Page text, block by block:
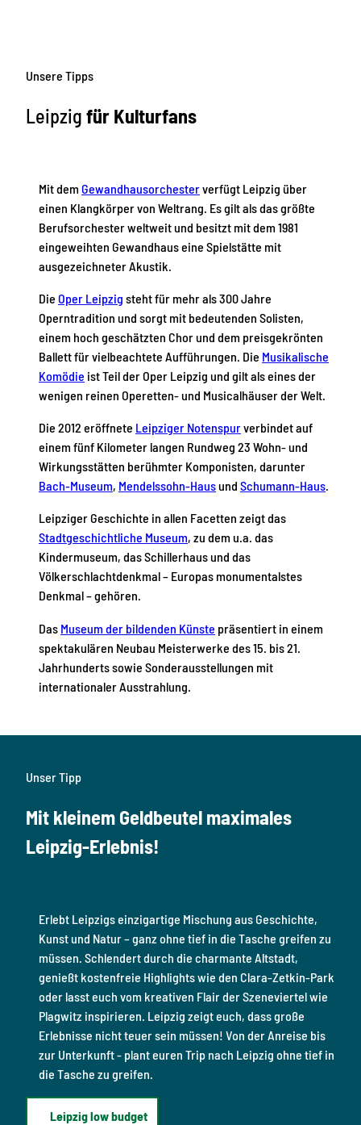
Unsere Tipps
Leipzig für Kulturfans
Mit dem Gewandhausorchesterverfügt Leipzig über
einen Klangkörper von Weltrang. Es gilt als das größte
Berufsorchester weltweit und besitzt mit dem 1981
eingeweihten Gewandhaus eine Spielstätte mit
ausgezeichneter Akustik.
Die Oper Leipzig steht für mehr als 300 Jahre
Operntradition und sorgt mit bedeutenden Solisten,
einem hoch geschätzten Chor und dem preisgekrönten
Ballett für vielbeachtete Aufführungen. Die Musikalische
Komödie ist Teil der Oper Leipzig und gilt als eines der
wenigen reinen Operetten- und Musicalhäuser der Welt.
Die 2012 eröffnete Leipziger Notenspurverbindet auf
einem fünf Kilometer langen Rundweg 23 Wohn- und
Wirkungsstätten berühmter Komponisten, darunter
Bach-Museum, Mendelssohn-Hausund Schumann-Haus.
Leipziger Geschichte in allen Facetten zeigt das
Stadtgeschichtliche Museum, zu dem u.a. das
Kindermuseum, das Schillerhaus und das
Völkerschlachtdenkmal – Europas monumentalstes
Denkmal – gehören.
Das Museum der bildenden Künste präsentiert in einem
spektakulären Neubau Meisterwerke des 15. bis 21.
Jahrhunderts sowie Sonderausstellungen mit
internationaler Ausstrahlung.
Unser Tipp
Mit kleinem Geldbeutel maximales
Leipzig-Erlebnis!
Erlebt Leipzigs einzigartige Mischung aus Geschichte,
Kunst und Natur – ganz ohne tief in die Tasche greifen zu
müssen. Schlendert durch die charmante Altstadt,
genießt kostenfreie Highlights wie den Clara-Zetkin-Park
oder lasst euch vom kreativen Flair der Szeneviertel wie
Plagwitz inspirieren. Leipzig zeigt euch, dass große
Erlebnisse nicht teuer sein müssen! Von der Anreise bis
zur Unterkunft - plant euren Trip nach Leipzig ohne tief in
die Tasche zu greifen.
Leipzig low budget